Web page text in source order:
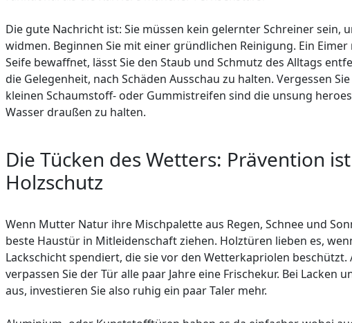
Die gute Nachricht ist: Sie müssen kein gelernter Schreiner sein,
widmen. Beginnen Sie mit einer gründlichen Reinigung. Ein
Seife bewaffnet, lässt Sie den Staub und Schmutz des Alltags
die Gelegenheit, nach Schäden Ausschau zu halten. Vergessen
kleinen Schaumstoff- oder Gummistreifen sind die unsung
Wasser draußen zu halten.
Die Tücken des Wetters: Prävention
Holzschutz
Wenn Mutter Natur ihre Mischpalette aus Regen, Schnee und
beste Haustür in Mitleidenschaft ziehen. Holztüren lieben es,
Lackschicht spendiert, die sie vor den Wetterkapriolen beschützt.
verpassen Sie der Tür alle paar Jahre eine Frischekur. Bei Lacken
aus, investieren Sie also ruhig ein paar Taler mehr.